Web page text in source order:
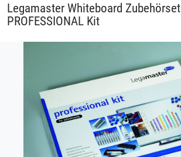
Legamaster Whiteboard Zubehörset
PROFESSIONAL Kit